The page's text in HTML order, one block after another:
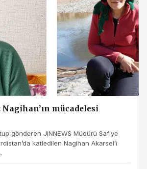
Nagihan’ın mücadelesi
gönderen JINNEWS Müdürü Safiye
katledilen Nagihan Akarsel’i